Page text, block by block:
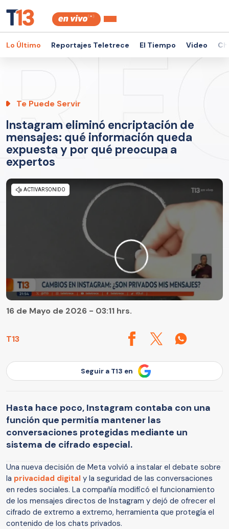
Lo Último Reportajes Teletrece El Tiempo Video
Te Puede Servir
Instagram eliminó encriptación de
mensajes: qué información queda
expuesta y por qué preocupa a
expertos
T13
16 de Mayo de 2026 - 03:11 hrs.
Seguir a T13 en
Hasta hace poco, Instagram contaba con una
función que permitía mantener las
conversaciones protegidas mediante un
sistema de cifrado especial.
Una nueva decisión de Meta volvió a instalar el debate sobre
la privacidad digital y la seguridad de las conversaciones
en redes sociales. La compañía modificó el funcionamiento
de los mensajes directos de Instagram y dejó de ofrecer el
cifrado de extremo a extremo, herramienta que protegía el
contenido de los chats privados.